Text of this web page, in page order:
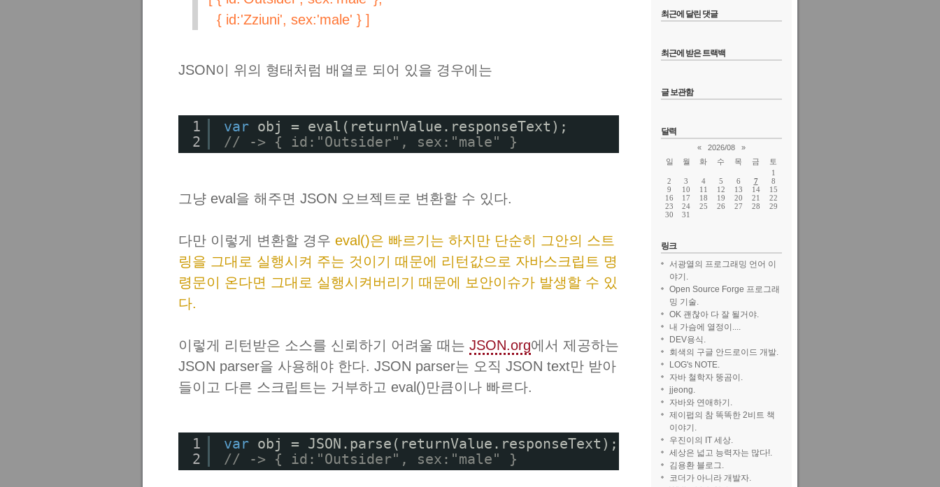
{ id:'Zziuni', sex:'male' } ]
JSON이 위의 형태처럼 배열로 되어 있을 경우에는
1
2
var obj = eval(returnValue.responseText);
// -> { id:"Outsider", sex:"male" }
그냥 eval을 해주면 JSON 오브젝트로 변환할 수 있다.
다만 이렇게 변환할 경우 eval()은 빠르기는 하지만 단순히 그안의 스트
링을 그대로 실행시켜 주는 것이기 때문에 리턴값으로 자바스크립트 명
령문이 온다면 그대로 실행시켜버리기 때문에 보안이슈가 발생할 수 있
다.
이렇게 리턴받은 소스를 신뢰하기 어려울 때는 JSON.org에서 제공하는
JSON parser을 사용해야 한다. JSON parser는 오직 JSON text만 받아
들이고 다른 스크립트는 거부하고 eval()만큼이나 빠르다.
?
1
2
var obj = JSON.parse(returnValue.responseText);
// -> { id:"Outsider", sex:"male" }
최근에 달린 댓글
최근에 받은 트랙백
글 보관함
달력
« 2026/08
»
일
월 화 수 목 금
토
1
2
3 4 5 6 7
8
9
10 11 12 13 14
15
16
17 18 19 20 21
22
23
24 25 26 27 28
29
30
31
링크
서광열의 프로그래밍 언어 이
야기.
Open Source Forge 프로그래
밍 기술.
OK 괜찮아 다 잘 될거야.
내 가슴에 열정이....
DEV용식.
회색의 구글 안드로이드 개발.
LOG's NOTE.
자바 철학자 뚱곰이.
jjeong.
자바와 연애하기.
제이펍의 참 똑똑한 2비트 책
이야기.
우진이의 IT 세상.
세상은 넓고 능력자는 많다!.
김용환 블로그.
코더가 아니라 개발자.